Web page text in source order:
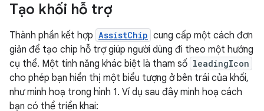
Tạo khối hỗ trợ
Thành phần kết hợp AssistChip cung cấp một cách đơn
giản để tạo chip hỗ trợ giúp người dùng đi theo một hướng
cụ thể. Một tính năng khác biệt là tham số leadingIcon
cho phép bạn hiển thị một biểu tượng ở bên trái của khối,
như minh hoạ trong hình 1. Ví dụ sau đây minh hoạ cách
bạn có thể triển khai: